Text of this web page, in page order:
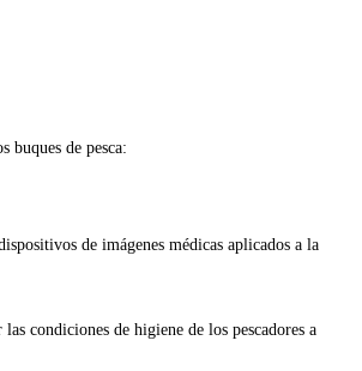
buques de pesca:
de imágenes médicas aplicados a la
condiciones de higiene de los pescadores a